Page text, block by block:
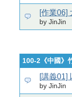
[作業06]
by JinJin
100-2《中國》
[講義01]
by JinJin